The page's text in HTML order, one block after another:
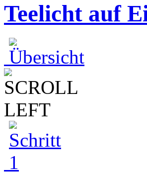
Teelicht auf